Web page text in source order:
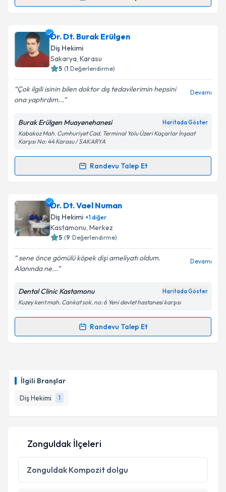
İlgili Branşlar
Diş Hekimi
1
Dt. Yusuf Değirmeniçin randevu takvimi talebi
oluşturun. Size bu uzmandan randevu almanız için bir
takvim hazırlandığında e-posta ile bilgilendireceğiz.
Kişisel verilerimin işlenmesine ilişkin
Aydınlatma
Metni'ni okudum ve kişisel verilerimin belirtilen
kapsamda işlenmesini kabul ediyorum.
Takvim Talebini Gönder
Dr. Dt. Burak Erülgen
Diş Hekimi
Sakarya, Karasu
5 (1 Değerlendirme)
Çok ilgili isinin bilen doktor dış tedavilerimin hepsini
ona yaptırdım...
Devamı
Burak Erülgen Muayenehanesi Haritada Göster
Kabakoz Mah. Cumhuriyet Cad. Terminal Yolu Üzeri Kaçarlar İnşaat
Karşısı No: 44 Karasu / SAKARYA
Randevu Talep Et
Randevu Takvimi Talebi
Dr. Dt. Burak Erülgeniçin randevu takvimi talebi
oluşturun. Size bu uzmandan randevu almanız için bir
takvim hazırlandığında e-posta ile bilgilendireceğiz.
Kişisel verilerimin işlenmesine ilişkin
Aydınlatma
Metni'ni okudum ve kişisel verilerimin belirtilen
kapsamda işlenmesini kabul ediyorum.
Dr. Dt. Vael Numan
Diş Hekimi +1diğer
Kastamonu, Merkez
5 (9 Değerlendirme)
sene önce gömülü köpek dişi ameliyatı oldum.
Alanında ne...
Devamı
Dental Clinic Kastamonu Haritada Göster
Kuzey kent mah. Cankat sok. no: 6 Yeni devlet hastanesi karşısı
Randevu Talep Et
Randevu Takvimi Talebi
takvim hazırlandığında e-posta ile bilgilendireceğiz.
E-posta Adresiniz
Kişisel verilerimin işlenmesine ilişkinAydınlatma
Metni 'ni okudum ve kişisel verilerimin belirtilen
kapsamda işlenmesini kabul ediyorum.
Zonguldak İlçeleri
Zonguldak Kompozit dolgu